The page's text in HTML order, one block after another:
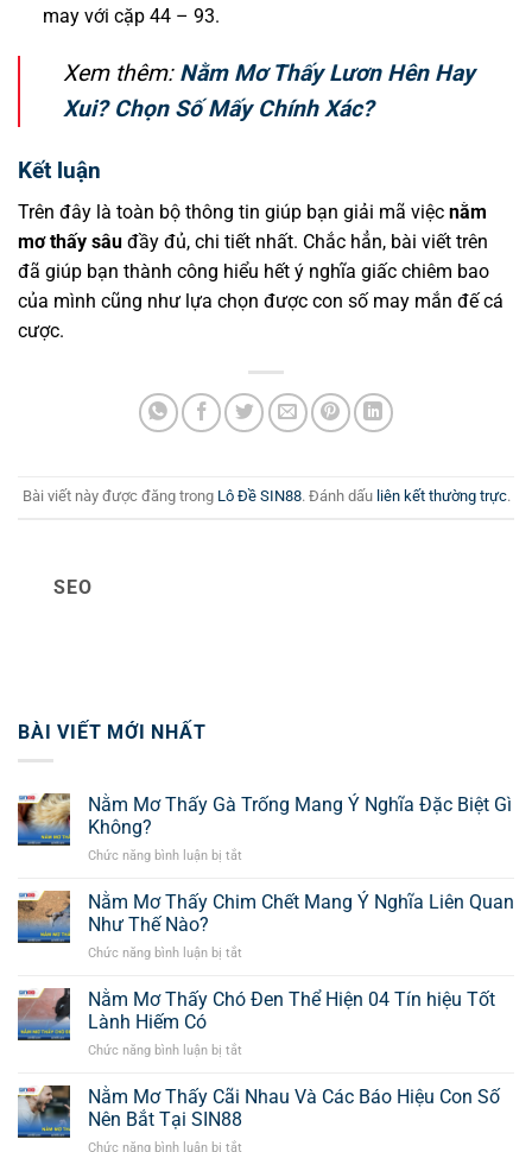
may với cặp 44 – 93.
Xem thêm: Nằm Mơ Thấy Lươn Hên Hay
Xui? Chọn Số Mấy Chính Xác?
Kết luận
Trên đây là toàn bộ thông tin giúp bạn giải mã việc nằm
mơ thấy sâu đầy đủ, chi tiết nhất. Chắc hẳn, bài viết trên
đã giúp bạn thành công hiểu hết ý nghĩa giấc chiêm bao
của mình cũng như lựa chọn được con số may mắn đế cá
cược.
Bài viết này được đăng trong Lô Đề SIN88. Đánh dấu liên kết thường trực.
SEO
BÀI VIẾT MỚI NHẤT
Nằm Mơ Thấy Gà Trống Mang Ý Nghĩa Đặc Biệt Gì
Không?
Chức năng bình luận bị tắt
Mơ
Ý
Không?
Nằm Mơ Thấy Chim Chết Mang Ý Nghĩa Liên Quan
Như Thế Nào?
Chức năng bình luận bị tắt
Mơ
Ý
Nằm Mơ Thấy Chó Đen Thể Hiện 04 Tín hiệu Tốt
Lành Hiếm Có
Chức năng bình luận bị tắt
Mơ
Nằm Mơ Thấy Cãi Nhau Và Các Báo Hiệu Con Số
Nên Bắt Tại SIN88
Chức năng bình luận bị tắt